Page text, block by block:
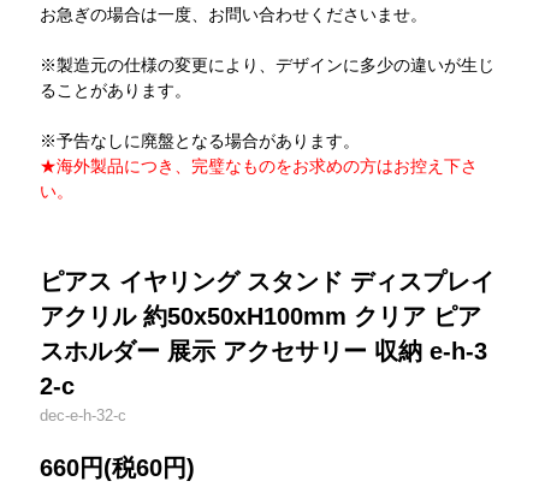
お急ぎの場合は一度、お問い合わせくださいませ。
※製造元の仕様の変更により、デザインに多少の違いが生じ
ることがあります。
※予告なしに廃盤となる場合があります。
★海外製品につき、完璧なものをお求めの方はお控え下さ
い。
ピアス イヤリング スタンド ディスプレイ
アクリル 約50x50xH100mm クリア ピア
スホルダー 展示 アクセサリー 収納 e-h-3
2-c
dec-e-h-32-c
660円(税60円)